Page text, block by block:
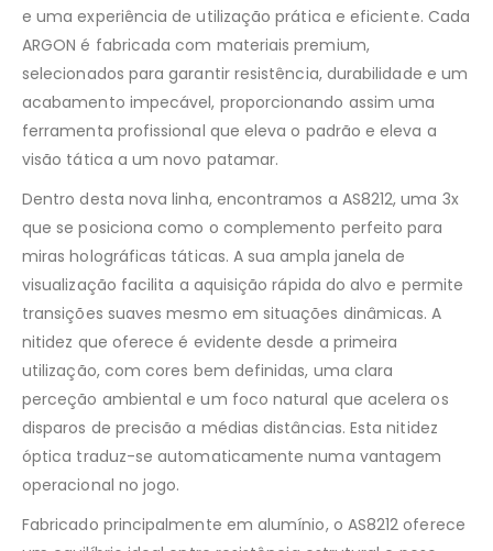
e uma experiência de utilização prática e eficiente. Cada
ARGON é fabricada com materiais premium,
selecionados para garantir resistência, durabilidade e um
acabamento impecável, proporcionando assim uma
ferramenta profissional que eleva o padrão e eleva a
visão tática a um novo patamar.
Dentro desta nova linha, encontramos a AS8212, uma 3x
que se posiciona como o complemento perfeito para
miras holográficas táticas. A sua ampla janela de
visualização facilita a aquisição rápida do alvo e permite
transições suaves mesmo em situações dinâmicas. A
nitidez que oferece é evidente desde a primeira
utilização, com cores bem definidas, uma clara
perceção ambiental e um foco natural que acelera os
disparos de precisão a médias distâncias. Esta nitidez
óptica traduz-se automaticamente numa vantagem
operacional no jogo.
Fabricado principalmente em alumínio, o AS8212 oferece